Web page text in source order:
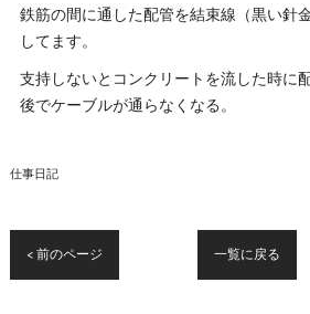
鉄筋の間に通した配管を結束線（黒い針
してます。
支持しないとコンクリートを流した時に
後でケーブルが通らなくなる。
仕事日記
< 前のページ 一覧に戻る